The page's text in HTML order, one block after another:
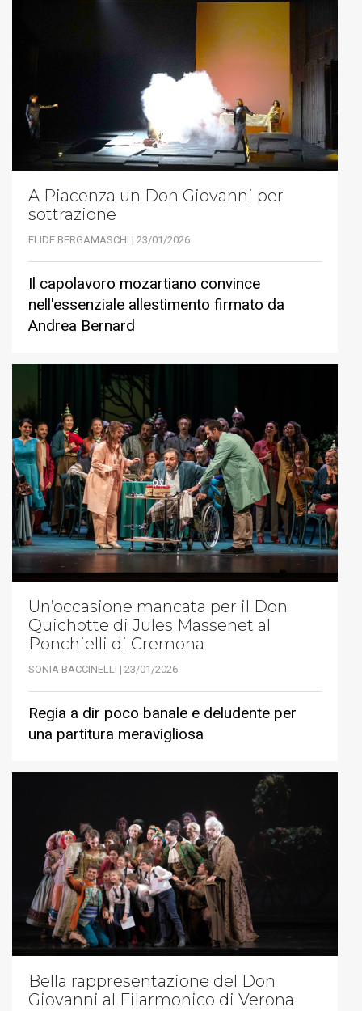
A Piacenza un Don Giovanni per
sottrazione
ELIDE BERGAMASCHI | 23/01/2026
Il capolavoro mozartiano convince
nell'essenziale allestimento firmato da
Andrea Bernard
Un’occasione mancata per il Don
Quichotte di Jules Massenet al
Ponchielli di Cremona
SONIA BACCINELLI | 23/01/2026
Regia a dir poco banale e deludente per
una partitura meravigliosa
Bella rappresentazione del Don
Giovanni al Filarmonico di Verona